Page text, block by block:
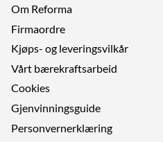
Om Reforma
Firmaordre
Kjøps- og leveringsvilkår
Vårt bærekraftsarbeid
Cookies
Gjenvinningsguide
Personvernerklæring